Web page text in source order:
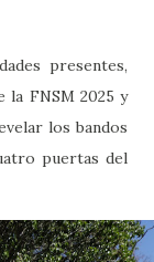
presentes,
la FNSM 2025 y
los bandos
puertas del